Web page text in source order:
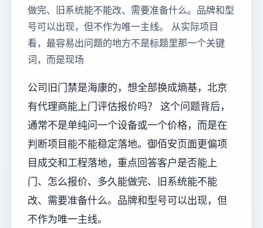
做完、旧系统能不能改、需要准备什么。品牌和型
号可以出现，但不作为唯一主线。 从实际项目
看，最容易出问题的地方不是标题里那一个关键
词，而是现场
公司旧门禁是海康的，想全部换成熵基，北京
有代理商能上门评估报价吗？ 这个问题背后，
通常不是单纯问一个设备或一个价格，而是在
判断项目能不能稳定落地。御佰安页面更偏项
目成交和工程落地，重点回答客户是否能上
门、怎么报价、多久能做完、旧系统能不能
改、需要准备什么。品牌和型号可以出现，但
不作为唯一主线。